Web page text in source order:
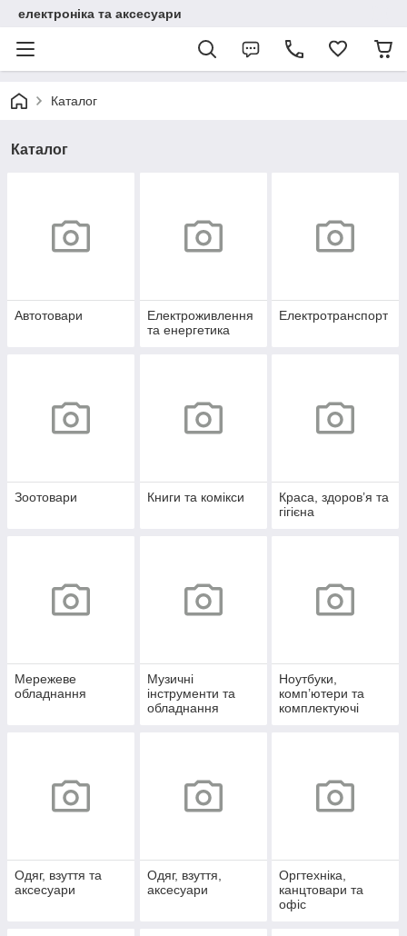
електроніка та аксесуари
Каталог
Каталог
Автотовари
Електроживлення
та енергетика
Електротранспорт
Зоотовари Книги та комікси
Краса, здоров’я та
гігієна
Мережеве
обладнання
Музичні
інструменти та
обладнання
Ноутбуки,
комп’ютери та
комплектуючі
Одяг, взуття та
аксесуари
Одяг, взуття,
аксесуари
Оргтехніка,
канцтовари та
офіс